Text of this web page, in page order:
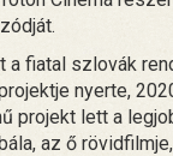
a fiatal szlovák
nyerte,
projekt lett a
az ő